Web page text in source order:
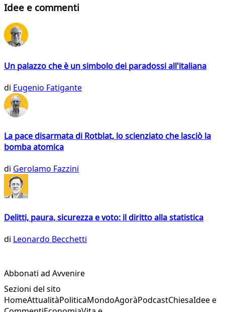
Idee e commenti
Un palazzo che è un simbolo dei paradossi all'italiana
di Eugenio Fatigante
La pace disarmata di Rotblat, lo scienziato che lasciò la
bomba atomica
di Gerolamo Fazzini
Delitti, paura, sicurezza e voto: il diritto alla statistica
di Leonardo Becchetti
Abbonati ad Avvenire
Sezioni del sito
HomeAttualitàPoliticaMondoAgoràPodcastChiesaIdee e